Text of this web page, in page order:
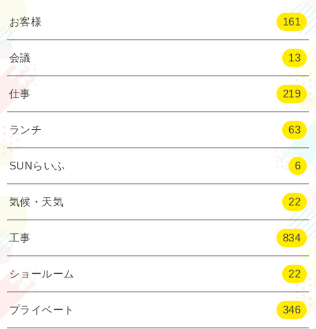
お客様 161
会議 13
仕事 219
ランチ 63
SUNらいふ 6
気候・天気 22
工事 834
ショールーム 22
プライベート 346